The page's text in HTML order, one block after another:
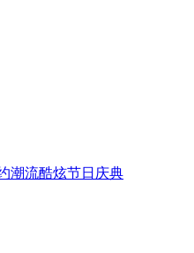
潮流酷炫节日庆典